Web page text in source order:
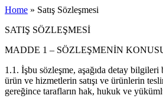
Home » Satış Sözleşmesi
SATIŞ SÖZLEŞMESİ
MADDE 1 – SÖZLEŞMENİN
1.1. İşbu sözleşme, aşağıda detay
ürün ve hizmetlerin satışı ve ürünlerin
gereğince tarafların hak, hukuk ve